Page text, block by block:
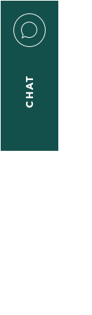
CHAT